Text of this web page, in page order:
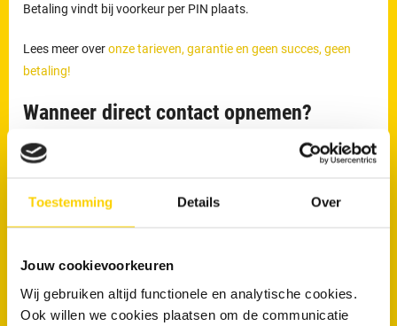
Toestemming Details Over
Jouw cookievoorkeuren
Wij gebruiken altijd functionele en analytische cookies.
Ook willen we cookies plaatsen om de communicatie
Betaling vindt bij voorkeur per PIN plaats.
Lees meer overonze tarieven, garantie en geen succes, geen
betaling!
Wanneer direct contact opnemen?
Direct contact is aan te raden wanneer:
Water omhoogkomt uit de afvoer
Er sprake is van aanhoudende stank
RRS is 24 uur per dag bereikbaar via
rioolproblemen in Neerijnen en omgeving